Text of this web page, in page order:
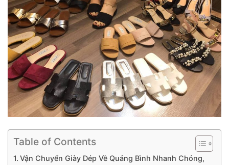
Table of Contents
Vận Chuyển Giày Dép Về Quảng Bình Nhanh Chóng,